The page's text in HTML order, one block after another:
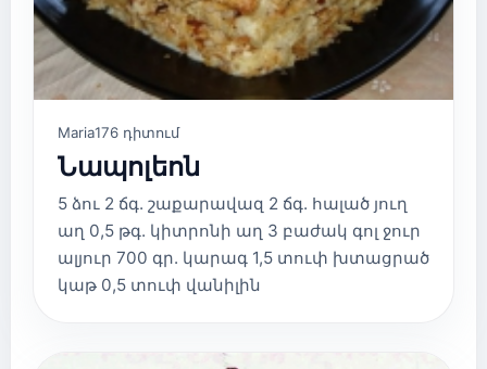
Maria176 դիտում
Նապոլեոն
5 ձու 2 ճգ. շաքարավազ 2 ճգ. հալած յուղ
աղ 0,5 թգ. կիտրոնի աղ 3 բաժակ գոլ ջուր
ալյուր 700 գր. կարագ 1,5 տուփ խտացրած
կաթ 0,5 տուփ վանիլին